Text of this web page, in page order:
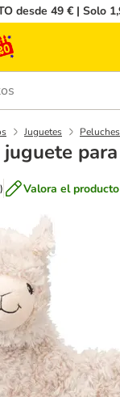
desde 49 € | Solo
Juguetes Peluches
) Valora el producto